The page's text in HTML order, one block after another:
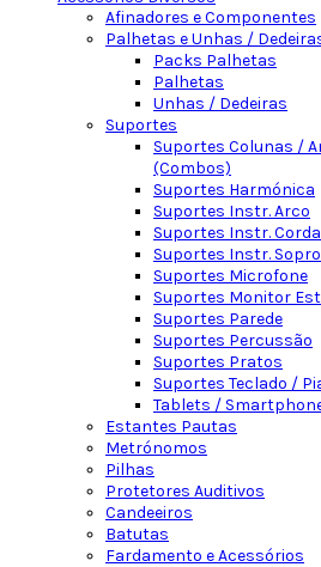
Afinadores e Componentes
Palhetas e Unhas /
Packs Palhetas
Palhetas
Unhas / Dedeiras
Suportes
Suportes Colunas /
(Combos)
Suportes Harmónica
Suportes Instr. Arco
Suportes Instr.
Suportes Instr. Sopro
Suportes Microfone
Suportes Monitor
Suportes Parede
Suportes Percussão
Suportes Pratos
Suportes Teclado /
Tablets /
Estantes Pautas
Metrónomos
Pilhas
Protetores Auditivos
Candeeiros
Batutas
Fardamento e Acessórios